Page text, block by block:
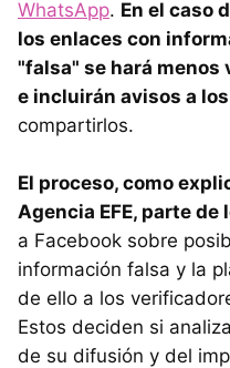
WhatsApp. En el caso
los enlaces con
"falsa" se hará menos
e incluirán avisos a
compartirlos.
El proceso, como
Agencia EFE, parte de
a Facebook sobre
información falsa y la
de ello a los
Estos deciden si
de su difusión y del